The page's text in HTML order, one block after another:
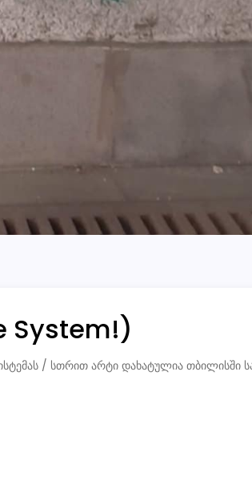
System!)
/ სთრით არტი დახატულია თბილისში